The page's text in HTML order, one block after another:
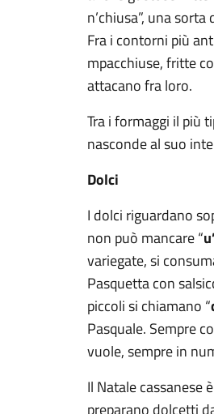
n’chiusa”, una
Fra i contorni più
mpacchiuse, fritte
attacano fra loro.
Tra i formaggi il più
nasconde al suo
Dolci
I dolci riguardano
non può mancare “
variegate, si
Pasquetta con
piccoli si chiamano “
Pasquale. Sempre
vuole, sempre in
Il Natale cassanese
preparano dolcetti